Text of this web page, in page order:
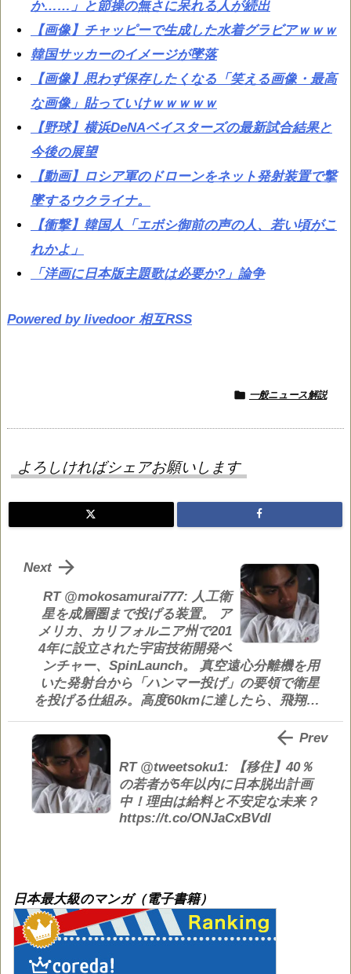
か……」と節操の無さに呆れる人が続出
【画像】チャッピーで生成した水着グラビアｗｗｗ
韓国サッカーのイメージが墜落
【画像】思わず保存したくなる「笑える画像・最高
な画像」貼っていけｗｗｗｗｗ
【野球】横浜DeNAベイスターズの最新試合結果と
今後の展望
【動画】ロシア軍のドローンをネット発射装置で撃
墜するウクライナ。
【衝撃】韓国人「エボシ御前の声の人、若い頃がこ
れかよ」
「洋画に日本版主題歌は必要か?」論争
Powered by livedoor 相互RSS
 一般ニュース解説
よろしければシェアお願いします
RT @mokosamurai777: 人工衛
星を成層圏まで投げる装置。 ア
メリカ、カリフォルニア州で201
4年に設立された宇宙技術開発ベ
ンチャー、SpinLaunch。 真空遠心分離機を用
いた発射台から「ハンマー投げ」の要領で衛星
を投げる仕組み。高度60kmに達したら、飛翔…

Next
RT @tweetsoku1: 【移住】40％
の若者が5年以内に日本脱出計画
中！理由は給料と不安定な未来？
https://t.co/ONJaCxBVdl
 Prev
日本最大級のマンガ（電子書籍）